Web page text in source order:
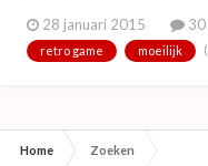
ik zoon hekel aan dat spel
gemaakt maar e...
28 januari 2015
retro game moeilijk
Home Zoeken